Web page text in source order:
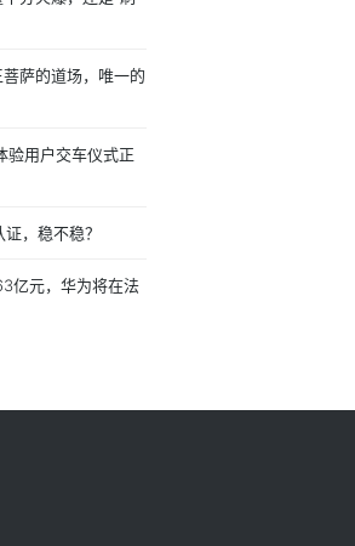
萨的道场，唯一的
验用户交车仪式正
，稳不稳？
亿元，华为将在法